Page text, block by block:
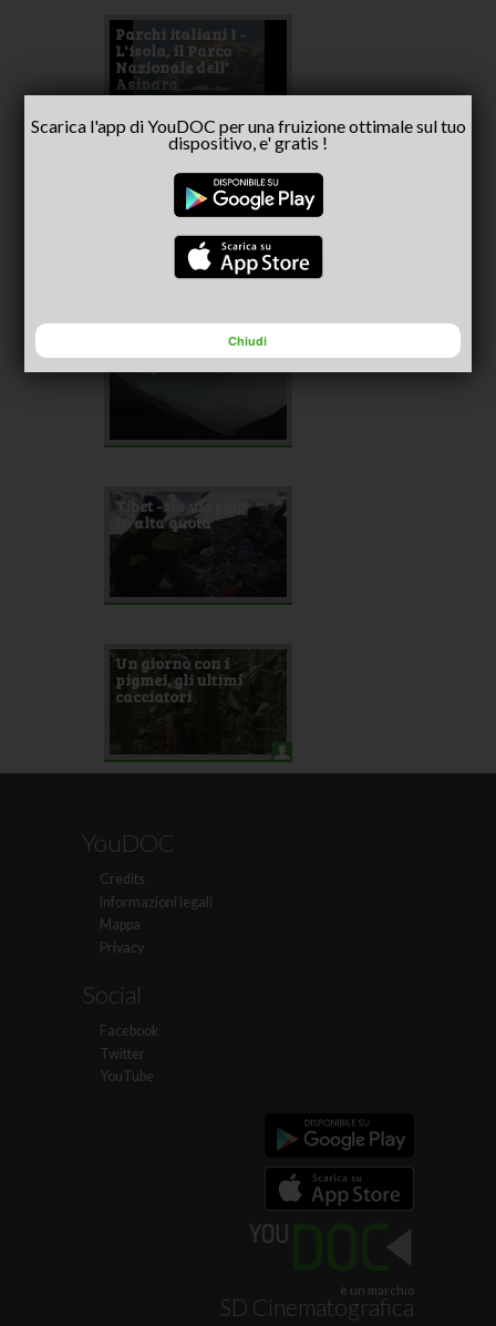
Parchi italiani I -
L'isola, il Parco
Nazionale dell'
Asinara
L'Asinara, isola
Sherpa
Tibet - un viaggio
in alta quota
Un giorno con i
pigmei, gli ultimi
cacciatori
YouDOC
Credits
Informazioni legali
Mappa
Privacy
Social
Facebook
Twitter
YouTube
è un marchio
SD Cinematografica
Scarica l'app di YouDOC per una fruizione ottimale sul tuo
dispositivo, e' gratis !
Chiudi